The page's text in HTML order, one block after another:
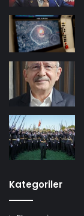
Kategoriler